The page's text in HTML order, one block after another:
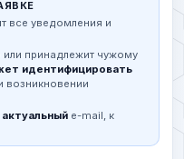
все уведомления и
или принадлежит чужому
идентифицировать
возникновении
e-mail, к